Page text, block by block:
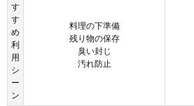
す
す
め
利
用
シ
ー
ン
料理の下準備
残り物の保存
臭い封じ
汚れ防止